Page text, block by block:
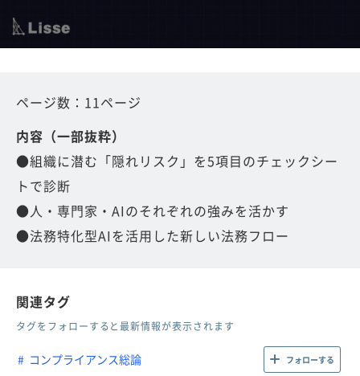
ページ数：11ページ
内容（一部抜粋）
●組織に潜む「隠れリスク」を5項目のチェックシー
トで診断
●人・専門家・AIのそれぞれの強みを活かす
●法務特化型AIを活用した新しい法務フロー
関連タグ
タグをフォローすると最新情報が表示されます
コンプライアンス総論 フォローする